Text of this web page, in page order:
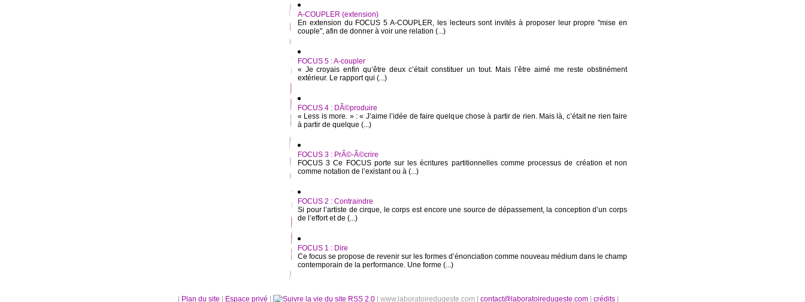
A-COUPLER (extension)
En extension du FOCUS 5 A-COUPLER, les lecteurs sont invités à proposer leur propre "mise en
couple", afin de donner à voir une relation (...)
FOCUS 5 : A-coupler
« Je croyais enfin qu’être deux c’était constituer un tout. Mais l’être aimé me reste obstinément
extérieur. Le rapport qui (...)
FOCUS 4 : DÃ©produire
« Less is more. » : « J’aime l’idée de faire quelque chose à partir de rien. Mais là, c’était ne rien faire
à partir de quelque (...)
FOCUS 3 : PrÃ©-Ã©crire
FOCUS 3 Ce FOCUS porte sur les écritures partitionnelles comme processus de création et non
comme notation de l’existant ou à (...)
FOCUS 2 : Contraindre
Si pour l’artiste de cirque, le corps est encore une source de dépassement, la conception d’un corps
de l’effort et de (...)
FOCUS 1 : Dire
Ce focus se propose de revenir sur les formes d’énonciation comme nouveau médium dans le champ
contemporain de la performance. Une forme (...)
Plan du site Espace privé RSS 2.0 | www.laboratoiredugeste.com | contact@laboratoiredugeste.com crédits